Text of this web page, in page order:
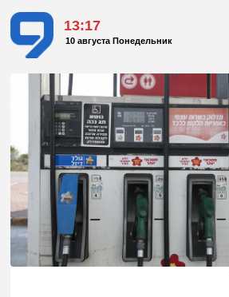
13:17
10 августа Понедельник